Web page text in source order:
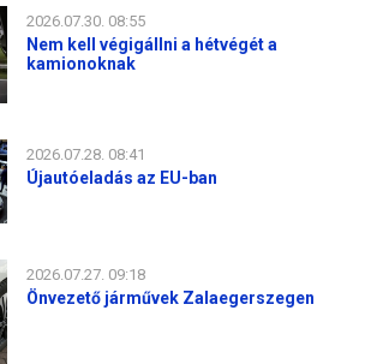
2026.07.30. 08:55
Nem kell végigállni a hétvégét a
kamionoknak
2026.07.28. 08:41
Újautóeladás az EU-ban
2026.07.27. 09:18
Önvezető járművek Zalaegerszegen